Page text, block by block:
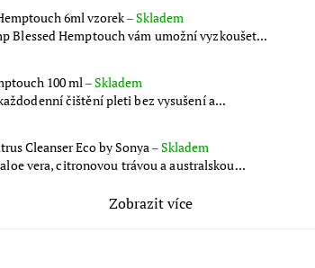
6ml vzorek–Skladem
Blessed Hemptouch vám umožní vyzkoušet...
100 ml–Skladem
čištění pleti bez vysušení a...
Cleanser Eco by Sonya–Skladem
vera, citronovou trávou a australskou...
Zobrazit více